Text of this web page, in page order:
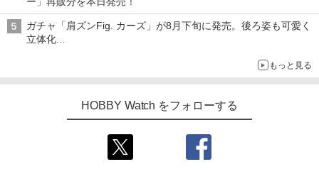
ガチャ「肩ズンFig. カーズ」が8月下旬に発売。後ろ姿も可愛く
立体化
もっと見る
HOBBY Watch をフォローする